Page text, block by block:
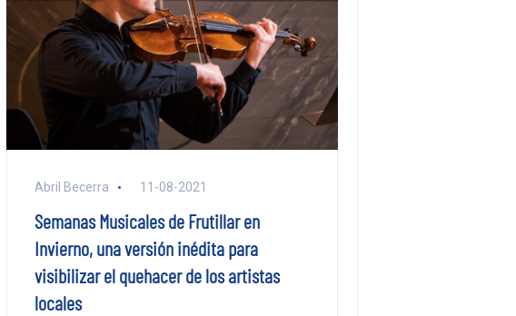
Abril Becerra 11-08-2021
Semanas Musicales de Frutillar en
Invierno, una versión inédita para
visibilizar el quehacer de los artistas
locales